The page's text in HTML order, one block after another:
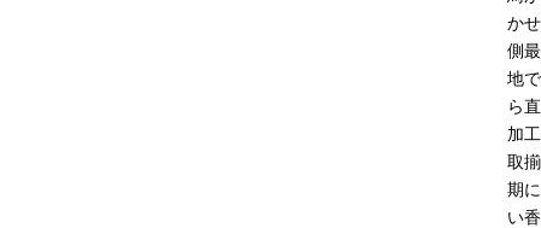
か
側
地
ら
加
取
期
い